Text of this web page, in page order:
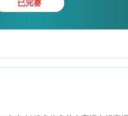
已完赛